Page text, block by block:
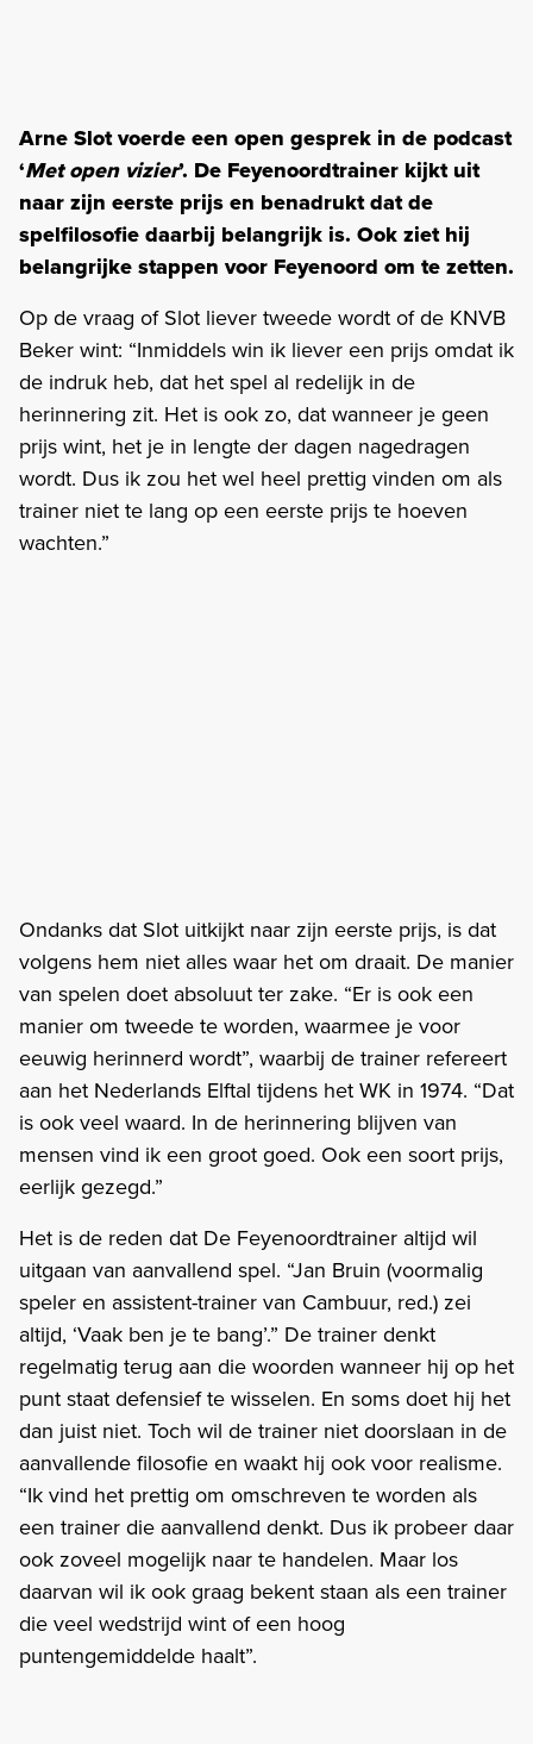
Arne Slot voerde een open gesprek in de podcast
‘Met open vizier’. De Feyenoordtrainer kijkt uit
naar zijn eerste prijs en benadrukt dat de
spelfilosofie daarbij belangrijk is. Ook ziet hij
belangrijke stappen voor Feyenoord om te zetten.
Op de vraag of Slot liever tweede wordt of de KNVB
Beker wint: “Inmiddels win ik liever een prijs omdat ik
de indruk heb, dat het spel al redelijk in de
herinnering zit. Het is ook zo, dat wanneer je geen
prijs wint, het je in lengte der dagen nagedragen
wordt. Dus ik zou het wel heel prettig vinden om als
trainer niet te lang op een eerste prijs te hoeven
wachten.”
Ondanks dat Slot uitkijkt naar zijn eerste prijs, is dat
volgens hem niet alles waar het om draait. De manier
van spelen doet absoluut ter zake. “Er is ook een
manier om tweede te worden, waarmee je voor
eeuwig herinnerd wordt”, waarbij de trainer refereert
aan het Nederlands Elftal tijdens het WK in 1974. “Dat
is ook veel waard. In de herinnering blijven van
mensen vind ik een groot goed. Ook een soort prijs,
eerlijk gezegd.”
Het is de reden dat De Feyenoordtrainer altijd wil
uitgaan van aanvallend spel. “Jan Bruin (voormalig
speler en assistent-trainer van Cambuur, red.) zei
altijd, ‘Vaak ben je te bang’.” De trainer denkt
regelmatig terug aan die woorden wanneer hij op het
punt staat defensief te wisselen. En soms doet hij het
dan juist niet. Toch wil de trainer niet doorslaan in de
aanvallende filosofie en waakt hij ook voor realisme.
“Ik vind het prettig om omschreven te worden als
een trainer die aanvallend denkt. Dus ik probeer daar
ook zoveel mogelijk naar te handelen. Maar los
daarvan wil ik ook graag bekent staan als een trainer
die veel wedstrijd wint of een hoog
puntengemiddelde haalt”.